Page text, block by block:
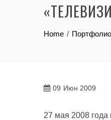
Home Портфолио
09 Июн 2009
27 мая 2008